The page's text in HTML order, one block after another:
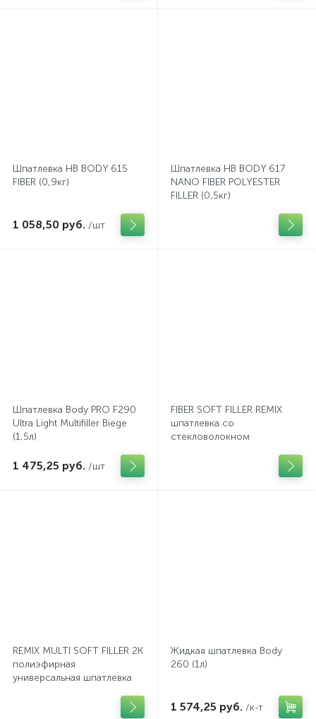
Шпатлевка HB BODY 615
FIBER (0,9кг)
1 058,50 руб. /шт
Шпатлевка HB BODY 617
NANO FIBER POLYESTER
FILLER (0,5кг)
Шпатлевка Body PRO F290
Ultra Light Multifiller Biege
(1,5л)
1 475,25 руб. /шт
FIBER SOFT FILLER REMIX
шпатлевка со
стекловолокном
REMIX MULTI SOFT FILLER 2К
полиэфирная
универсальная шпатлевка
Жидкая шпатлевка Body
260 (1л)
1 574,25 руб. /к-т